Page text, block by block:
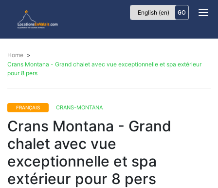
Locations
Envalais
GO
Home
Crans Montana - Grand chalet avec vue exceptionnelle et spa extérieur
pour 8 pers
FRANÇAIS CRANS-MONTANA
Crans Montana - Grand
chalet avec vue
exceptionnelle et spa
extérieur pour 8 pers